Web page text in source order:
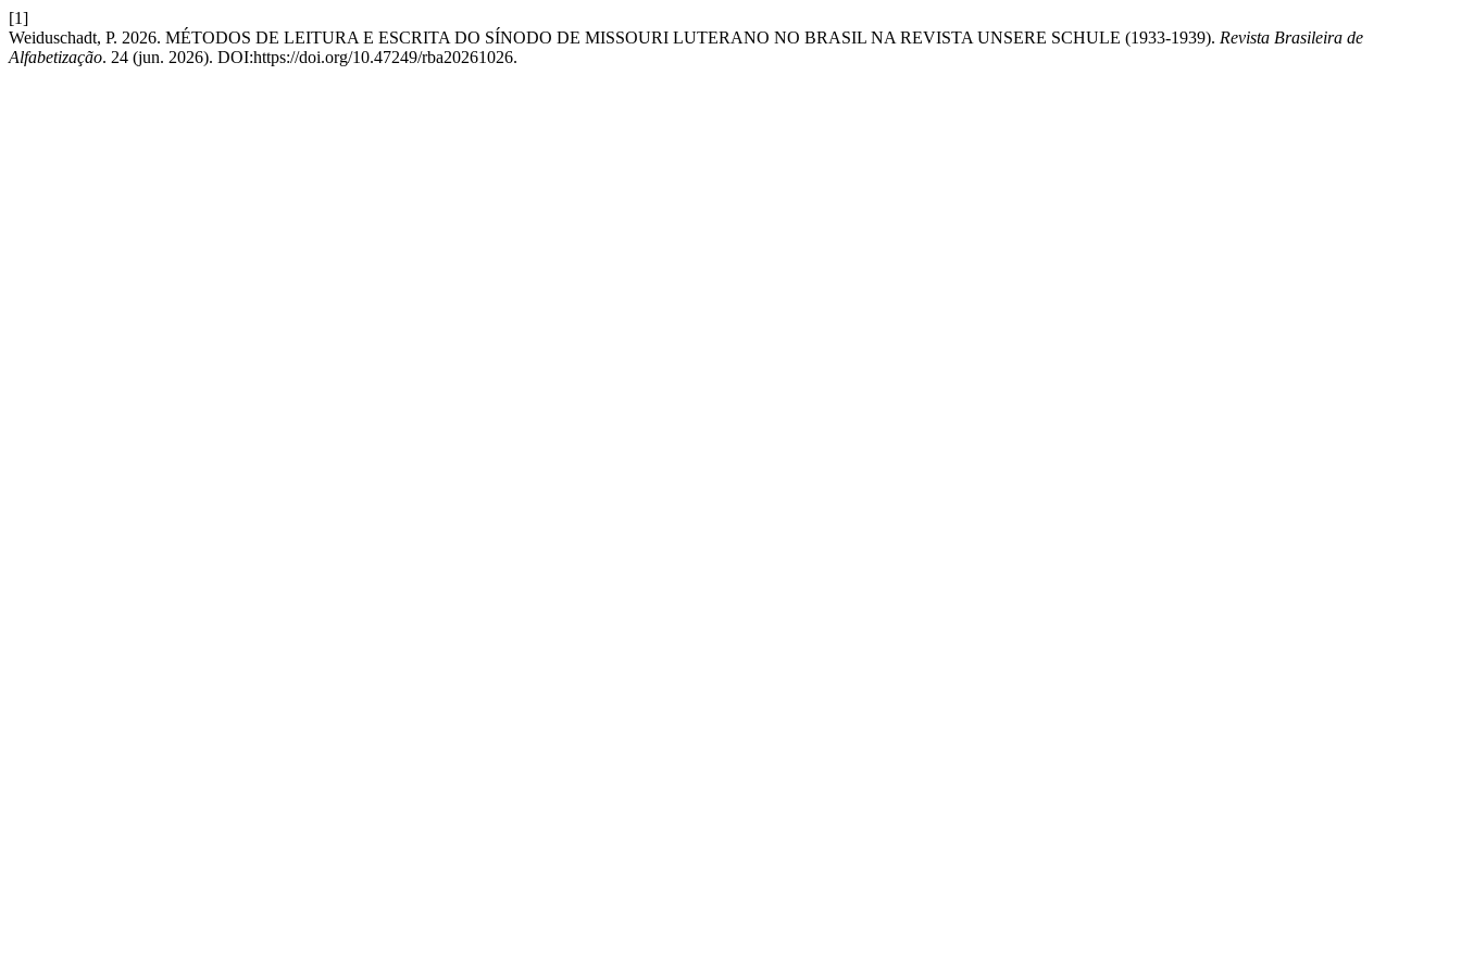
[1]
Weiduschadt, P. 2026. MÉTODOS DE LEITURA E ESCRITA DO SÍNODO DE MISSOURI LUTERANO NO BRASIL NA REVISTA UNSERE SCHULE (1933-1939). Revista Brasileira de
Alfabetização. 24 (jun. 2026). DOI:https://doi.org/10.47249/rba20261026.